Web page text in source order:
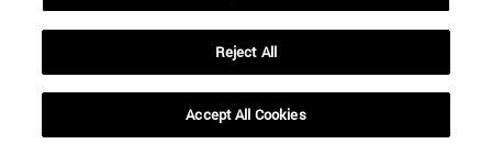
Reject All
Accept All Cookies